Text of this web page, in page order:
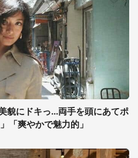
貌にドキっ...両手を頭にあてポ
「爽やかで魅力的」